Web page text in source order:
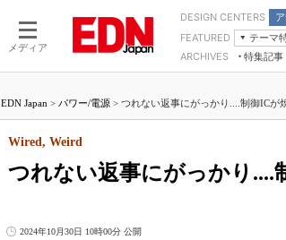
メディア
DESIGN CENTERS
モーターLSI
FEATURED
テーマ
つながるクルマ
エレクトロニクス入門
医療エレ（EE Times Japan）
モ
ARCHIVES 特集記事
マイクロプロセッサ懐古録
たった2つの式で始めるDC/DCコン
バーターの設計
電子ブ
EDN Japan > パワー/電源 > つれない返事にがっかり....制御ICが
つれない返事にがっかり....
Wired, Weird
2024年10月30日 10時00分 公開